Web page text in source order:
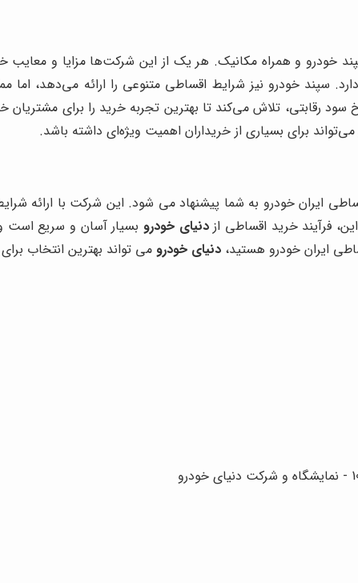
خودرو و همراه مکانیک. هر یک از این شرکت‌ها مزایا و معایب
سپند خودرو نیز شرایط اقساطی متنوعی را ارائه می‌دهد،
رقابتی، تلاش می‌کند تا بهترین تجربه خرید را برای مشتریان
برای بسیاری از خریداران اهمیت ویژه‌ای داشته باشد.
ایران خودرو به شما پیشنهاد می شود. این شرکت با ارائه
فرآیند خرید اقساطی ازدنیای خودرو بسیار آسان و سریع است
ایران خودرو هستید، دنیای خودرومی تواند بهترین انتخاب